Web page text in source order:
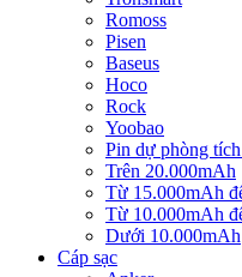
Romoss
Pisen
Baseus
Hoco
Rock
Yoobao
Pin dự phòng
Trên 20.000mAh
Từ 15.000mAh
Từ 10.000mAh
Dưới 10.000mAh
Cáp sạc